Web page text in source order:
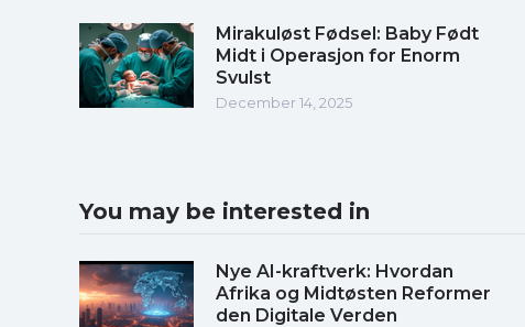
Mirakuløst Fødsel: Baby Født
Midt i Operasjon for Enorm
Svulst
December 14, 2025
You may be interested in
Nye AI-kraftverk: Hvordan
Afrika og Midtøsten Reformer
den Digitale Verden